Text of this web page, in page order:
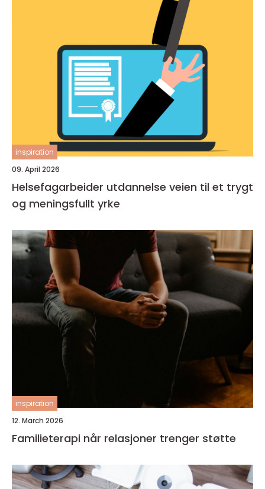
inspiration
09. April 2026
Helsefagarbeider utdannelse veien til et trygt
og meningsfullt yrke
inspiration
12. March 2026
Familieterapi når relasjoner trenger støtte